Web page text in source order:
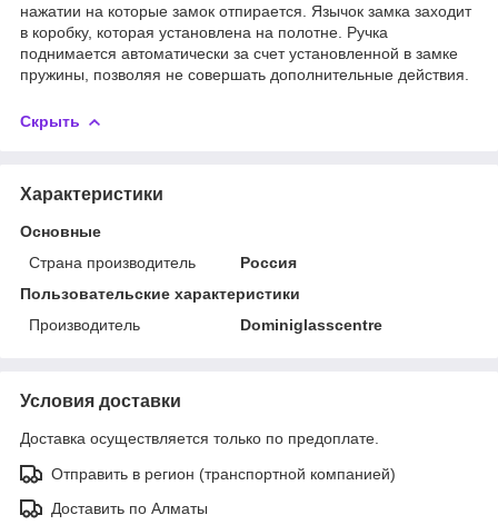
нажатии на которые замок отпирается. Язычок замка заходит
в коробку, которая установлена на полотне. Ручка
поднимается автоматически за счет установленной в замке
пружины, позволяя не совершать дополнительные действия.
Скрыть
Характеристики
Основные
Страна производитель
Россия
Пользовательские характеристики
Производитель
Dominiglasscentre
Условия доставки
Доставка осуществляется только по предоплате.
Отправить в регион (транспортной компанией)
Доставить по Алматы